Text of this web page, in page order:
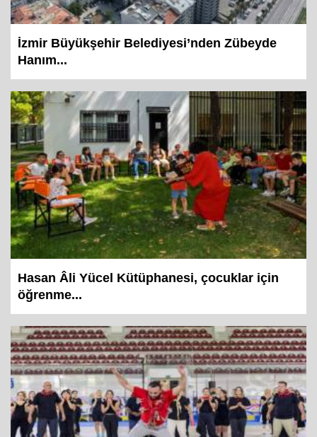
İzmir Büyükşehir Belediyesi’nden Zübeyde
Hanım...
Hasan Âli Yücel Kütüphanesi, çocuklar için
öğrenme...